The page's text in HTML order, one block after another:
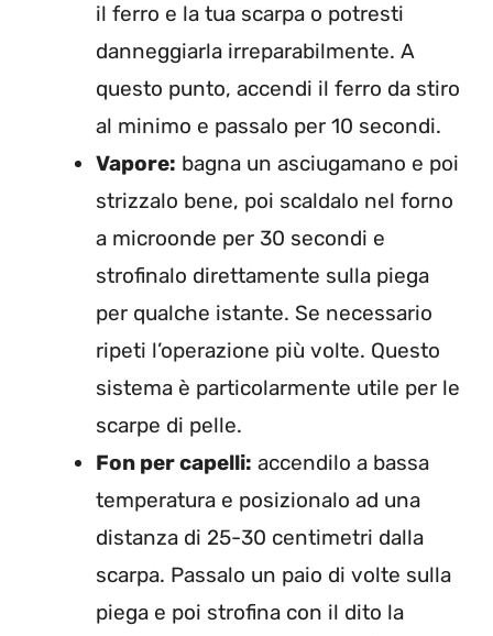
il ferro e la tua scarpa o potresti
danneggiarla irreparabilmente. A
questo punto, accendi il ferro da stiro
al minimo e passalo per 10 secondi.
Vapore: bagna un asciugamano e poi
strizzalo bene, poi scaldalo nel forno
a microonde per 30 secondi e
strofinalo direttamente sulla piega
per qualche istante. Se necessario
ripeti l’operazione più volte. Questo
sistema è particolarmente utile per le
scarpe di pelle.
Fon per capelli: accendilo a bassa
temperatura e posizionalo ad una
distanza di 25-30 centimetri dalla
scarpa. Passalo un paio di volte sulla
piega e poi strofina con il dito la